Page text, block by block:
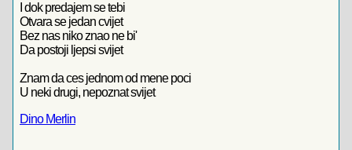
I dok predajem se tebi
Otvara se jedan cvijet
Bez nas niko znao ne bi'
Da postoji ljepsi svijet
Znam da ces jednom od mene poci
U neki drugi, nepoznat svijet
Dino Merlin